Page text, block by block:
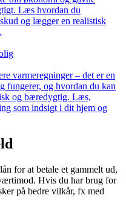
Læs hvordan du
og lægger en realistisk
varmeregninger – det er en
fungerer, og hvordan du kan
og bæredygtig. Læs,
som indsigt i dit hjem og
for at betale et gammelt ud,
Hvis du har brug for
på bedre vilkår, fx med